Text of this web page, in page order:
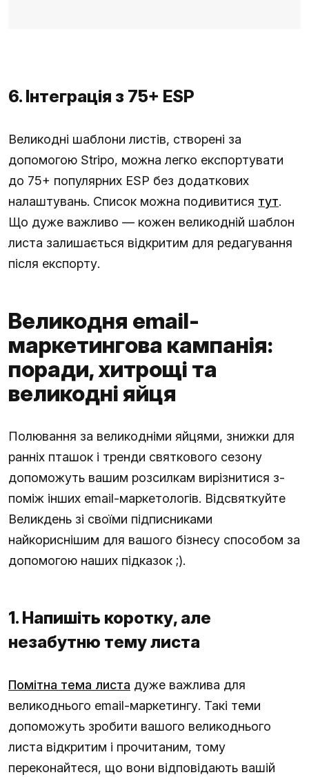
6. Інтеграція з 75+ ESP
Великодні шаблони листів, створені за
допомогою Stripo, можна легко експортувати
до 75+ популярних ESP без додаткових
налаштувань. Список можна подивитися тут.
Що дуже важливо — кожен великодній шаблон
листа залишається відкритим для редагування
після експорту.
Великодня email-
маркетингова кампанія:
поради, хитрощі та
великодні яйця
Полювання за великодніми яйцями, знижки для
ранніх пташок і тренди святкового сезону
допоможуть вашим розсилкам вирізнитися з-
поміж інших email-маркетологів. Відсвяткуйте
Великдень зі своїми підписниками
найкориснішим для вашого бізнесу способом за
допомогою наших підказок ;).
1. Напишіть коротку, але
незабутню тему листа
Помітна тема листа дуже важлива для
великоднього email-маркетингу. Такі теми
допоможуть зробити вашого великоднього
листа відкритим і прочитаним, тому
переконайтеся, що вони відповідають вашій